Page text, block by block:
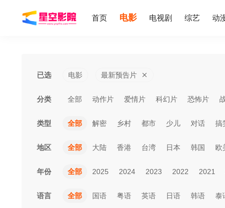
首页 电影 电视剧 综艺 动
已选 电影 最新预告片
分类 全部 动作片 爱情片 科幻片 恐怖片
类型 全部 解密 乡村 都市 少儿 对话 搞
地区 全部 大陆 香港 台湾 日本 韩国 欧
年份 全部 2025 2024 2023 2022 2021
语言 全部 国语 粤语 英语 日语 韩语 泰